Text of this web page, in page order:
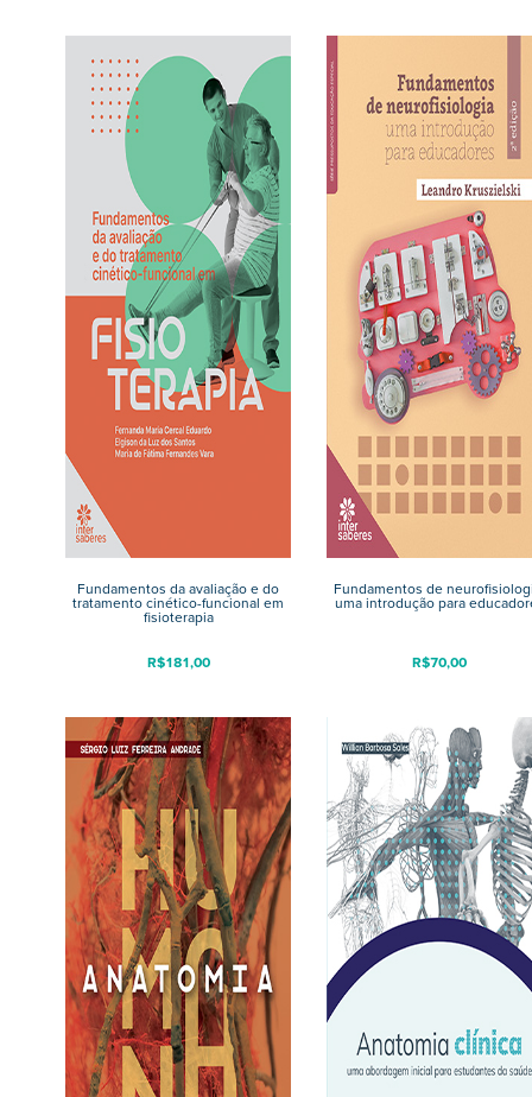
Fundamentos da avaliação e do
tratamento cinético-funcional em
fisioterapia
R$181,00
Fundamentos de
uma introdução para
R$70,00